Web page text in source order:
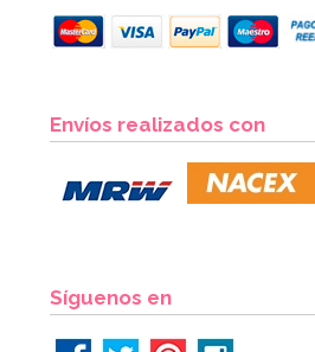
1,50€
Envíos realizados con
Síguenos en